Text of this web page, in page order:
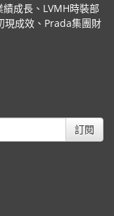
績成長、LVMH時裝部
現成效、Prada集團財
訂閱